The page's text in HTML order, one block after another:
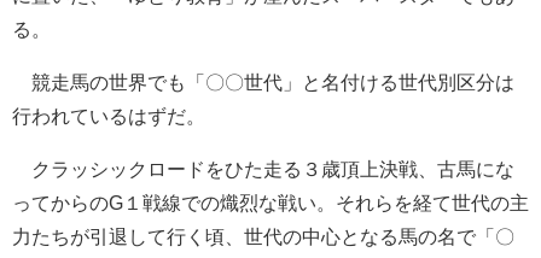
る。
競走馬の世界でも「〇〇世代」と名付ける世代別区分は
行われているはずだ。
クラッシックロードをひた走る３歳頂上決戦、古馬にな
ってからのG１戦線での熾烈な戦い。それらを経て世代の主
力たちが引退して行く頃、世代の中心となる馬の名で「〇